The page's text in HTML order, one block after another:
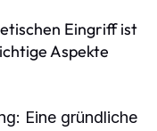
Eingriff ist
Aspekte
Eine gründliche